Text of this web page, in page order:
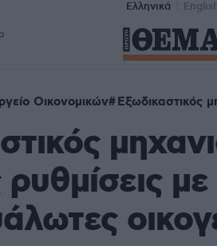
Ελληνικά
Οικονομικών Εξωδικαστικός
ρυθμίσεις